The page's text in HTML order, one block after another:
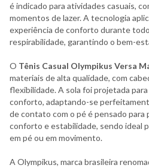
é indicado para atividades casuais,
momentos de lazer. A tecnologia
experiência de conforto durante
respirabilidade, garantindo o bem-
O Tênis Casual Olympikus Versa
materiais de alta qualidade, com
flexibilidade. A sola foi projetada
conforto, adaptando-se
de contato com o pé é pensado para
conforto e estabilidade, sendo ideal
em pé ou em movimento.
A Olympikus, marca brasileira